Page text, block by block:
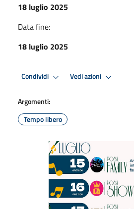
18 luglio 2025
Data fine:
18 luglio 2025
Condividi Vedi azioni
Argomenti:
Tempo libero